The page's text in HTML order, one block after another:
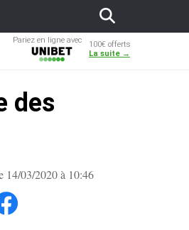
Pariez en ligne avec
100€ offerts
La suite →
des
14/03/2020 à 10:46